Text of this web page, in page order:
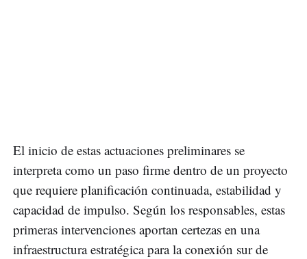
El inicio de estas actuaciones preliminares se
interpreta como un paso firme dentro de un proyecto
que requiere planificación continuada, estabilidad y
capacidad de impulso. Según los responsables, estas
primeras intervenciones aportan certezas en una
infraestructura estratégica para la conexión sur de